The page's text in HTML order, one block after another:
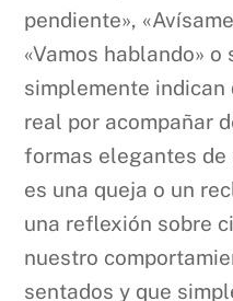
pendiente»,
«Vamos hablando» o
simplemente indican
real por acompañar
formas elegantes de
es una queja o un
una reflexión sobre
nuestro
sentados y que